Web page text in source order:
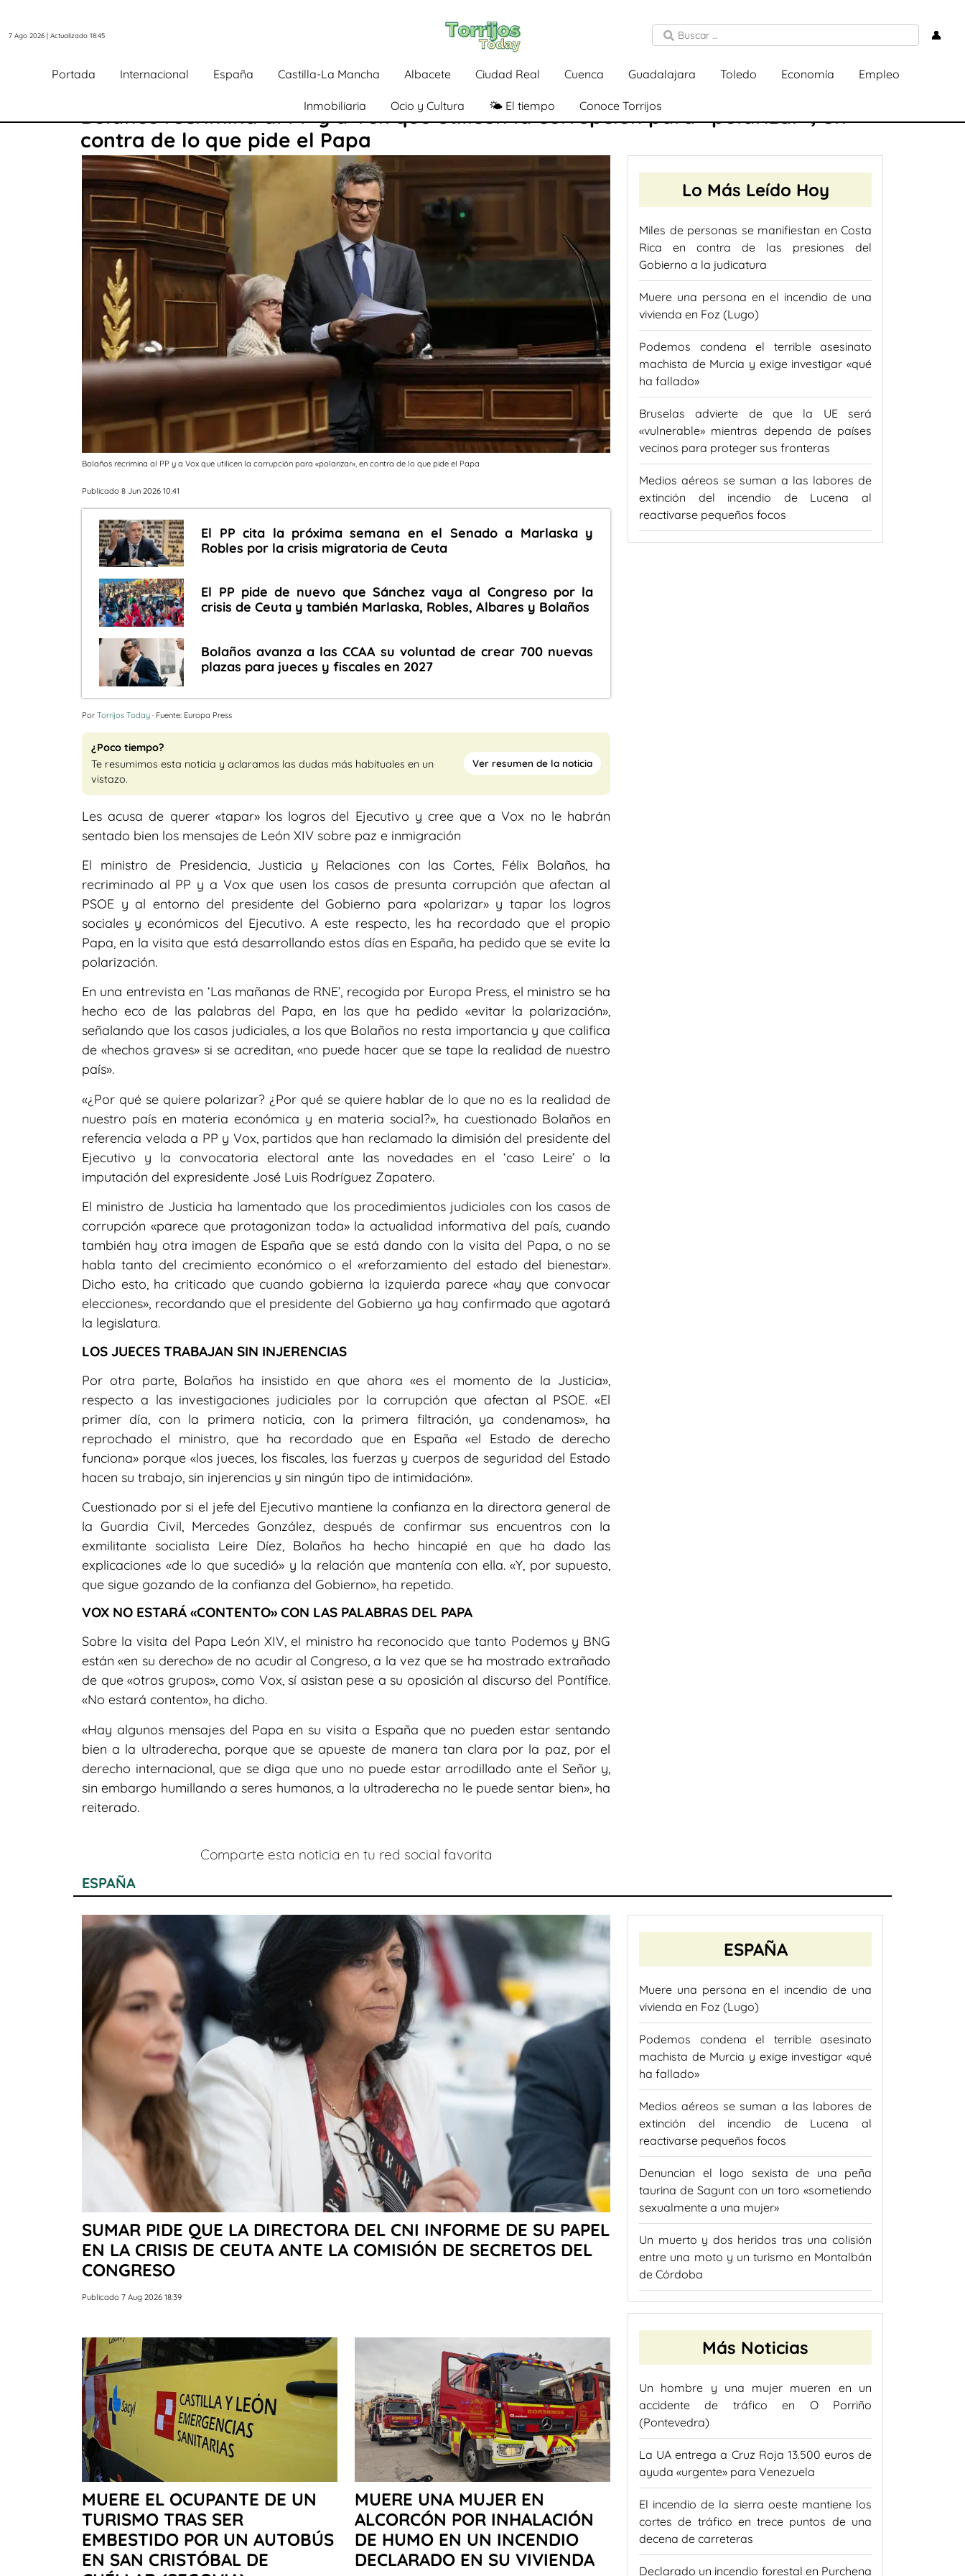
7 Ago 2026 | Actualizado 18:45 👤
Portada Internacional España Castilla-La Mancha Albacete Ciudad Real Cuenca Guadalajara Toledo Economía Empleo
Inmobiliaria Ocio y Cultura 🌤️ El tiempo Conoce Torrijos
Bolaños recrimina al PP y a Vox que utilicen la corrupción para «polarizar», en
contra de lo que pide el Papa
Bolaños recrimina al PP y a Vox que utilicen la corrupción para «polarizar», en contra de lo que pide el Papa
Publicado 8 Jun 2026 10:41
El PP cita la próxima semana en el Senado a Marlaska y
Robles por la crisis migratoria de Ceuta
El PP pide de nuevo que Sánchez vaya al Congreso por la
crisis de Ceuta y también Marlaska, Robles, Albares y Bolaños
Bolaños avanza a las CCAA su voluntad de crear 700 nuevas
plazas para jueces y fiscales en 2027
Por Torrijos Today · Fuente: Europa Press
¿Poco tiempo?
Te resumimos esta noticia y aclaramos las dudas más habituales en un
vistazo.
Ver resumen de la noticia
Les acusa de querer «tapar» los logros del Ejecutivo y cree que a Vox no le habrán
sentado bien los mensajes de León XIV sobre paz e inmigración
El ministro de Presidencia, Justicia y Relaciones con las Cortes, Félix Bolaños, ha
recriminado al PP y a Vox que usen los casos de presunta corrupción que afectan al
PSOE y al entorno del presidente del Gobierno para «polarizar» y tapar los logros
sociales y económicos del Ejecutivo. A este respecto, les ha recordado que el propio
Papa, en la visita que está desarrollando estos días en España, ha pedido que se evite la
polarización.
En una entrevista en ‘Las mañanas de RNE’, recogida por Europa Press, el ministro se ha
hecho eco de las palabras del Papa, en las que ha pedido «evitar la polarización»,
señalando que los casos judiciales, a los que Bolaños no resta importancia y que califica
de «hechos graves» si se acreditan, «no puede hacer que se tape la realidad de nuestro
país».
«¿Por qué se quiere polarizar? ¿Por qué se quiere hablar de lo que no es la realidad de
nuestro país en materia económica y en materia social?», ha cuestionado Bolaños en
referencia velada a PP y Vox, partidos que han reclamado la dimisión del presidente del
Ejecutivo y la convocatoria electoral ante las novedades en el ‘caso Leire’ o la
imputación del expresidente José Luis Rodríguez Zapatero.
El ministro de Justicia ha lamentado que los procedimientos judiciales con los casos de
corrupción «parece que protagonizan toda» la actualidad informativa del país, cuando
también hay otra imagen de España que se está dando con la visita del Papa, o no se
habla tanto del crecimiento económico o el «reforzamiento del estado del bienestar».
Dicho esto, ha criticado que cuando gobierna la izquierda parece «hay que convocar
elecciones», recordando que el presidente del Gobierno ya hay confirmado que agotará
la legislatura.
LOS JUECES TRABAJAN SIN INJERENCIAS
Por otra parte, Bolaños ha insistido en que ahora «es el momento de la Justicia»,
respecto a las investigaciones judiciales por la corrupción que afectan al PSOE. «El
primer día, con la primera noticia, con la primera filtración, ya condenamos», ha
reprochado el ministro, que ha recordado que en España «el Estado de derecho
funciona» porque «los jueces, los fiscales, las fuerzas y cuerpos de seguridad del Estado
hacen su trabajo, sin injerencias y sin ningún tipo de intimidación».
Cuestionado por si el jefe del Ejecutivo mantiene la confianza en la directora general de
la Guardia Civil, Mercedes González, después de confirmar sus encuentros con la
exmilitante socialista Leire Díez, Bolaños ha hecho hincapié en que ha dado las
explicaciones «de lo que sucedió» y la relación que mantenía con ella. «Y, por supuesto,
que sigue gozando de la confianza del Gobierno», ha repetido.
VOX NO ESTARÁ «CONTENTO» CON LAS PALABRAS DEL PAPA
Sobre la visita del Papa León XIV, el ministro ha reconocido que tanto Podemos y BNG
están «en su derecho» de no acudir al Congreso, a la vez que se ha mostrado extrañado
de que «otros grupos», como Vox, sí asistan pese a su oposición al discurso del Pontífice.
«No estará contento», ha dicho.
«Hay algunos mensajes del Papa en su visita a España que no pueden estar sentando
bien a la ultraderecha, porque que se apueste de manera tan clara por la paz, por el
derecho internacional, que se diga que uno no puede estar arrodillado ante el Señor y,
sin embargo humillando a seres humanos, a la ultraderecha no le puede sentar bien», ha
reiterado.
Comparte esta noticia en tu red social favorita
Lo Más Leído Hoy
Miles de personas se manifiestan en Costa
Rica en contra de las presiones del
Gobierno a la judicatura
Muere una persona en el incendio de una
vivienda en Foz (Lugo)
Podemos condena el terrible asesinato
machista de Murcia y exige investigar «qué
ha fallado»
Bruselas advierte de que la UE será
«vulnerable» mientras dependa de países
vecinos para proteger sus fronteras
Medios aéreos se suman a las labores de
extinción del incendio de Lucena al
reactivarse pequeños focos
ESPAÑA
SUMAR PIDE QUE LA DIRECTORA DEL CNI INFORME DE SU PAPEL
EN LA CRISIS DE CEUTA ANTE LA COMISIÓN DE SECRETOS DEL
CONGRESO
Publicado 7 Aug 2026 18:39
MUERE EL OCUPANTE DE UN
TURISMO TRAS SER
EMBESTIDO POR UN AUTOBÚS
EN SAN CRISTÓBAL DE
MUERE UNA MUJER EN
ALCORCÓN POR INHALACIÓN
DE HUMO EN UN INCENDIO
DECLARADO EN SU VIVIENDA
ESPAÑA
Muere una persona en el incendio de una
vivienda en Foz (Lugo)
Podemos condena el terrible asesinato
machista de Murcia y exige investigar «qué
ha fallado»
Medios aéreos se suman a las labores de
extinción del incendio de Lucena al
reactivarse pequeños focos
Denuncian el logo sexista de una peña
taurina de Sagunt con un toro «sometiendo
sexualmente a una mujer»
Un muerto y dos heridos tras una colisión
entre una moto y un turismo en Montalbán
de Córdoba
Más Noticias
Un hombre y una mujer mueren en un
accidente de tráfico en O Porriño
(Pontevedra)
La UA entrega a Cruz Roja 13.500 euros de
ayuda «urgente» para Venezuela
El incendio de la sierra oeste mantiene los
cortes de tráfico en trece puntos de una
decena de carreteras
Declarado un incendio forestal en Purchena